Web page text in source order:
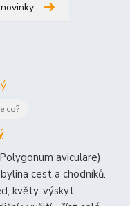
co?
aviculare)
cest a chodníků.
květy, výskyt,